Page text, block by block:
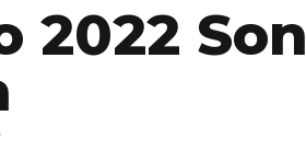
2022 Son